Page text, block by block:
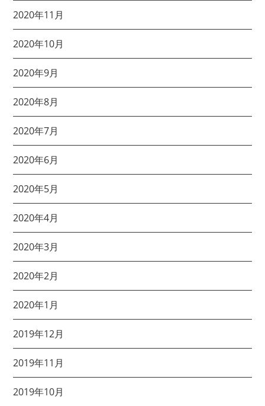
2020年11月
2020年10月
2020年9月
2020年8月
2020年7月
2020年6月
2020年5月
2020年4月
2020年3月
2020年2月
2020年1月
2019年12月
2019年11月
2019年10月